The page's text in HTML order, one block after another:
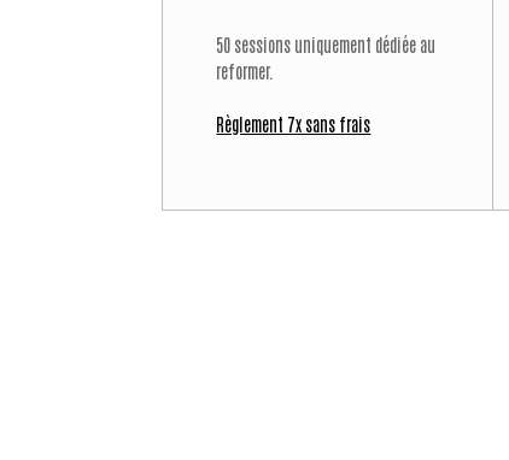
50 sessions uniquement dédiée au
reformer.
Règlement 7x sans frais